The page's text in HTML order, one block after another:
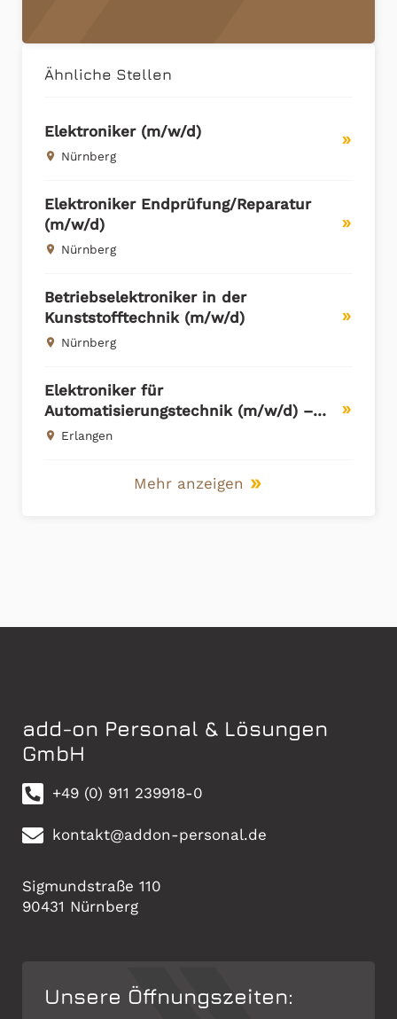
Ähnliche Stellen
Elektroniker (m/w/d)
place Nürnberg
double_arrow
Elektroniker Endprüfung/Reparatur
(m/w/d)
place Nürnberg
double_arrow
Betriebselektroniker in der
Kunststofftechnik (m/w/d)
place Nürnberg
double_arrow
Elektroniker für
Automatisierungstechnik (m/w/d) –
Erlangen
place Erlangen
double_arrow
Mehr anzeigen double_arrow
add-on Personal & Lösungen
GmbH
+49 (0) 911 239918-0
kontakt@addon-personal.de
Sigmundstraße 110
90431 Nürnberg
Unsere Öffnungszeiten: